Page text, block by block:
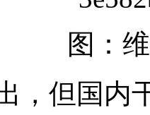
图：
，但国内